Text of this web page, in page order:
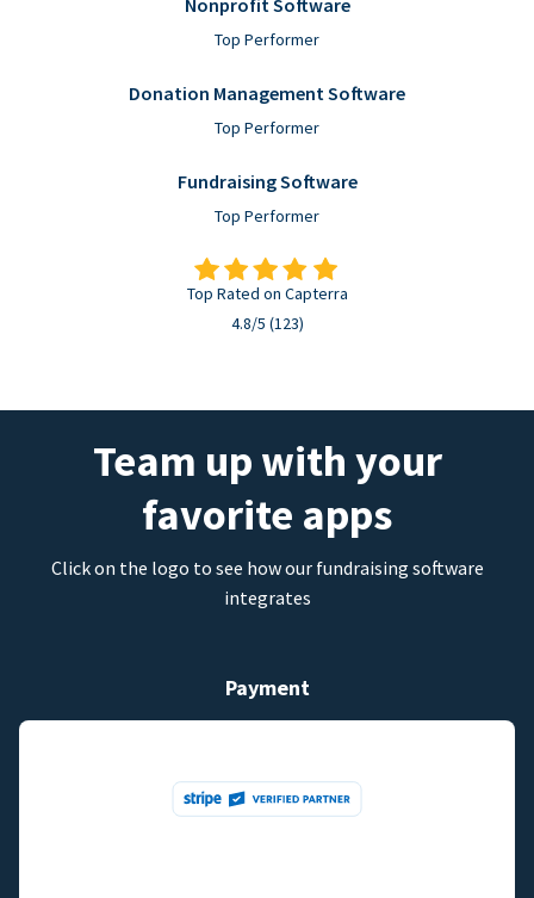
Top Performer
Donation Management Software
Top Performer
Fundraising Software
Top Performer
Top Rated on Capterra
4.8/5 (123)
Team up with your
favorite apps
Click on the logo to see how our fundraising software
integrates
Payment